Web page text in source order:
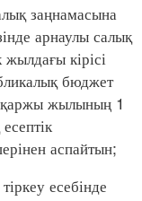
заңнамасына
арнаулы салық
кірісі
бюджет
қаржы жылының 1
аспайтын;
есебінде